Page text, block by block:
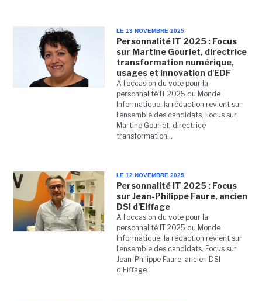
LE 13 NOVEMBRE 2025
Personnalité IT 2025 : Focus
sur Martine Gouriet, directrice
transformation numérique,
usages et innovation d'EDF
A l'occasion du vote pour la
personnalité IT 2025 du Monde
Informatique, la rédaction revient sur
l'ensemble des candidats. Focus sur
Martine Gouriet, directrice
transformation...
LE 12 NOVEMBRE 2025
Personnalité IT 2025 : Focus
sur Jean-Philippe Faure, ancien
DSI d'Eiffage
A l'occasion du vote pour la
personnalité IT 2025 du Monde
Informatique, la rédaction revient sur
l'ensemble des candidats. Focus sur
Jean-Philippe Faure, ancien DSI
d'Eiffage.